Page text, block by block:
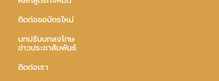
ติดต่อขอบัตรใหม่
บทปรับบทลงโทษ
ข่าวประชาสัมพันธ์
ติดต่อเรา